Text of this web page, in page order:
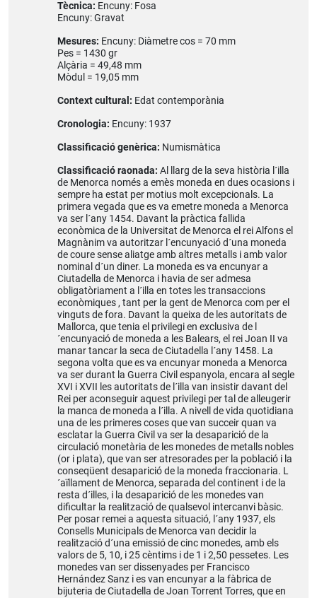
Tècnica: Encuny: Fosa
Encuny: Gravat
Mesures: Encuny: Diàmetre cos = 70 mm
Pes = 1430 gr
Alçària = 49,48 mm
Mòdul = 19,05 mm
Context cultural: Edat contemporània
Cronologia: Encuny: 1937
Classificació genèrica: Numismàtica
Classificació raonada: Al llarg de la seva història l´illa
de Menorca només a emès moneda en dues ocasions i
sempre ha estat per motius molt excepcionals. La
primera vegada que es va emetre moneda a Menorca
va ser l´any 1454. Davant la pràctica fallida
econòmica de la Universitat de Menorca el rei Alfons el
Magnànim va autoritzar l´encunyació d´una moneda
de coure sense aliatge amb altres metalls i amb valor
nominal d´un diner. La moneda es va encunyar a
Ciutadella de Menorca i havia de ser admesa
obligatòriament a l´illa en totes les transaccions
econòmiques , tant per la gent de Menorca com per el
vinguts de fora. Davant la queixa de les autoritats de
Mallorca, que tenia el privilegi en exclusiva de l
´encunyació de moneda a les Balears, el rei Joan II va
manar tancar la seca de Ciutadella l´any 1458. La
segona volta que es va encunyar moneda a Menorca
va ser durant la Guerra Civil espanyola, encara al segle
XVI i XVII les autoritats de l´illa van insistir davant del
Rei per aconseguir aquest privilegi per tal de alleugerir
la manca de moneda a l´illa. A nivell de vida quotidiana
una de les primeres coses que van succeir quan va
esclatar la Guerra Civil va ser la desaparició de la
circulació monetària de les monedes de metalls nobles
(or i plata), que van ser atresorades per la població i la
conseqüent desaparició de la moneda fraccionaria. L
´aïllament de Menorca, separada del continent i de la
resta d´illes, i la desaparició de les monedes van
dificultar la realització de qualsevol intercanvi bàsic.
Per posar remei a aquesta situació, l´any 1937, els
Consells Municipals de Menorca van decidir la
realització d´una emissió de cinc monedes, amb els
valors de 5, 10, i 25 cèntims i de 1 i 2,50 pessetes. Les
monedes van ser dissenyades per Francisco
Hernández Sanz i es van encunyar a la fàbrica de
bijuteria de Ciutadella de Joan Torrent Torres, que en